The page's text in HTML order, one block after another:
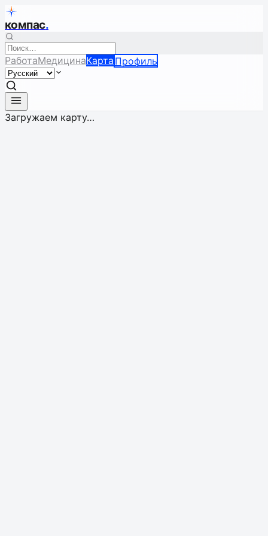
компас.
РаботаМедицинаКарта Профиль
Загружаем карту…